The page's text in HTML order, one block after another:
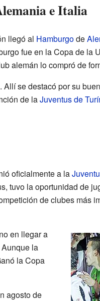
e Italia
llegó al Hamburgode
fue en la Copa de la
alemán lo compró de
. Allí se destacó por su
de laJuventus de
oficialmente a la
tuvo la oportunidad de
de clubes más
en llegar a
la
la Copa
agosto de